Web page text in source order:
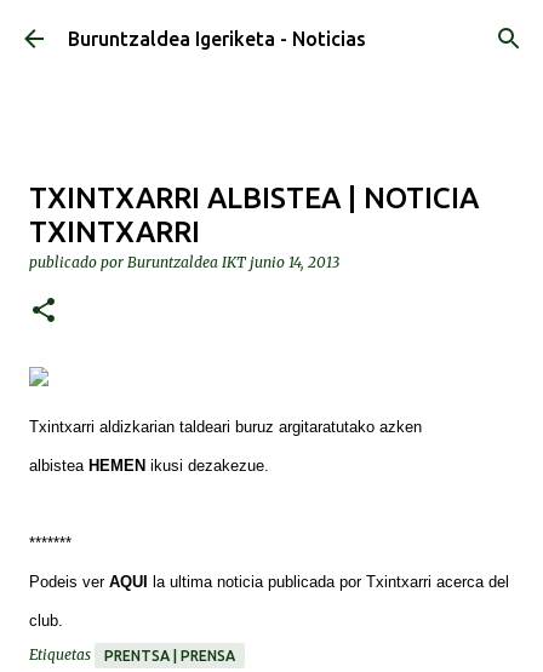
Ir al contenido principal
Buruntzaldea Igeriketa - Noticias
TXINTXARRI ALBISTEA | NOTICIA
TXINTXARRI
publicado por Buruntzaldea IKT junio 14, 2013
Txintxarri aldizkarian taldeari buruz argitaratutako azken
albistea HEMEN ikusi dezakezue.
*******
Podeis ver AQUI la ultima noticia publicada por Txintxarri acerca del
club.
Etiquetas
PRENTSA | PRENSA